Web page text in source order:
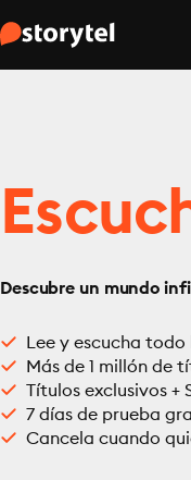
Descubre un mundo
Lee y escucha todo
Más de 1 millón de
Títulos exclusivos +
7 días de prueba
Cancela cuando